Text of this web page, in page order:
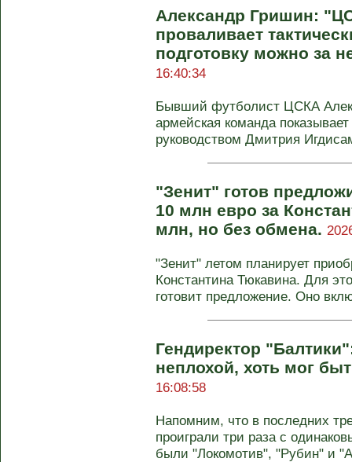
Александр Гришин:
проваливает
подготовку можно за
16:40:34
Бывший футболист ЦСКА
армейская команда
руководством Дмитрия
"Зенит" готов
10 млн евро за
млн, но без обмена.
"Зенит" летом планирует
Константина Тюкавина. Для
готовит предложение. Оно
Гендиректор
неплохой, хоть мог
16:08:58
Напомним, что в последних
проиграли три раза с
были "Локомотив", "Рубин" и